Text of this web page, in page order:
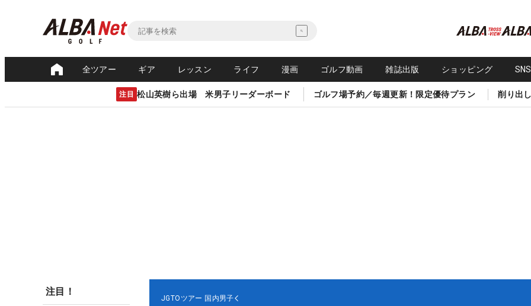
全ツアー ギア レッスン ライフ 漫画 ゴルフ動画 雑誌出版 ショッピング
注目 松山英樹ら出場 米男子リーダーボード ゴルフ場予約／毎週更新！限定優待プラン 削り出
注目！
JGTOツアー 国内男子